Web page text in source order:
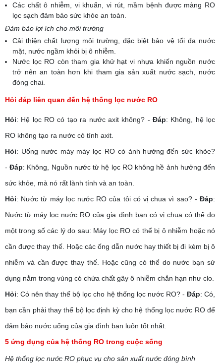
Các chất ô nhiễm, vi khuẩn, vi rút, mầm bệnh được màng RO
lọc sạch đảm bảo sức khỏe an toàn.
Đảm bảo lợi ích cho môi trường
Cải thiện chất lượng môi trường, đặc biệt bảo vệ tối đa nước
mặt, nước ngầm khỏi bị ô nhiễm.
Nước lọc RO còn tham gia khử hạt vi nhựa khiến nguồn nước
trở nên an toàn hơn khi tham gia sản xuất nước sạch, nước
đóng chai.
Hỏi đáp liên quan đến hệ thống lọc nước RO
Hỏi: Hệ lọc RO có tạo ra nước axit không? - Đáp: Không, hệ lọc
RO không tạo ra nước có tính axit.
Hỏi: Uống nước máy máy lọc RO có ảnh hưởng đến sức khỏe?
-Đáp: Không, Nguồn nước từ hệ lọc RO không hề ảnh hưởng đến
sức khỏe, mà nó rất lành tính và an toàn.
Hỏi: Nước từ máy lọc nước RO của tôi có vị chua vì sao? - Đáp:
Nước từ máy lọc nước RO của gia đình bạn có vị chua có thể do
một trong số các lý do sau: Máy lọc RO có thể bị ô nhiễm hoặc nó
cần được thay thế. Hoặc các ống dẫn nước hay thiết bị đi kèm bị ô
nhiễm và cần được thay thế. Hoặc cũng có thể do nước bạn sử
dụng nằm trong vùng có chứa chất gây ô nhiễm chẳn hạn như clo.
Hỏi: Có nên thay thế bộ lọc cho hệ thống lọc nước RO? - Đáp: Có,
bạn cần phải thay thế bộ lọc định kỳ cho hệ thống lọc nước RO để
đảm bảo nước uống của gia đình bạn luôn tốt nhất.
5 ứng dụng của hệ thống RO trong cuộc sống
Hệ thống lọc nước RO phục vụ cho sản xuất nước đóng bình